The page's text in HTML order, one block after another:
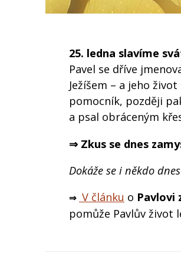
25. ledna slavíme
Pavel se dříve
Ježíšem – a jeho
pomocník, později
a psal obráceným
⇒ Zkus se dnes
Dokáže se i někdo
⇒ V článku o Pavlovi
pomůže Pavlův život